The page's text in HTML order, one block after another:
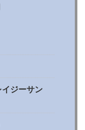
ジーサン